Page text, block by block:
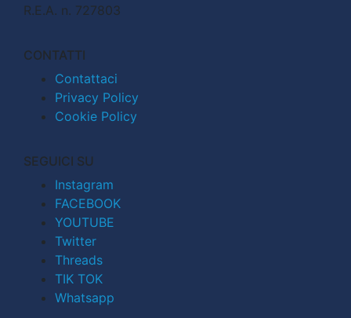
R.E.A. n. 727803
CONTATTI
Contattaci
Privacy Policy
Cookie Policy
SEGUICI SU
Instagram
FACEBOOK
YOUTUBE
Twitter
Threads
TIK TOK
Whatsapp